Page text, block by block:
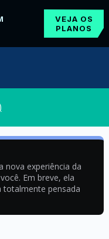
VEJA OS
PLANOS
nova experiência da
Em breve, ela
totalmente pensada